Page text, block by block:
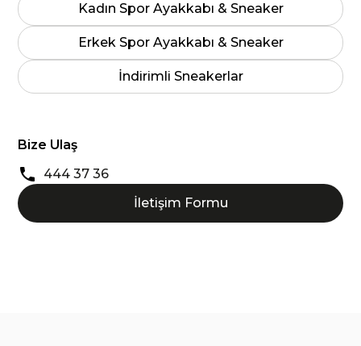
Kadın Spor Ayakkabı & Sneaker
Erkek Spor Ayakkabı & Sneaker
İndirimli Sneakerlar
Bize Ulaş
444 37 36
İletişim Formu